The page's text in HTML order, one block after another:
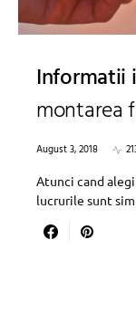
Informatii
montarea
August 3, 2018
Atunci cand
lucrurile sunt